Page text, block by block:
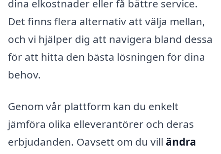
dina elkostnader eller få bättre service.
Det finns flera alternativ att välja mellan,
och vi hjälper dig att navigera bland dessa
för att hitta den bästa lösningen för dina
behov.
Genom vår plattform kan du enkelt
jämföra olika elleverantörer och deras
erbjudanden. Oavsett om du vill ändra